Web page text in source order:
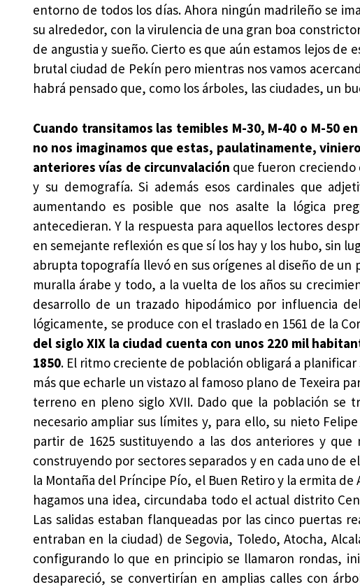
entorno de todos los días. Ahora ningún madrileño se
su alrededor, con la virulencia de una gran boa
de angustia y sueño. Cierto es que aún estamos lejos de
brutal ciudad de Pekín pero mientras nos vamos
habrá pensado que, como los árboles, las ciudades, un
Cuando transitamos las temibles M-30, M-40 o M-50
no nos imaginamos que estas, paulatinamente,
anteriores vías de circunvalación que fueron creciendo
y su demografía. Si además esos cardinales que
aumentando es posible que nos asalte la lógica
antecedieran. Y la respuesta para aquellos lectores
en semejante reflexión es que sí los hay y los hubo, sin
abrupta topografía llevó en sus orígenes al diseño de
muralla árabe y todo, a la vuelta de los años su
desarrollo de un trazado hipodámico por influencia
lógicamente, se produce con el traslado en 1561 de la
del siglo XIX la ciudad cuenta con unos 220 mil
1850. El ritmo creciente de población obligará a
más que echarle un vistazo al famoso plano de Texeira
terreno en pleno siglo XVII. Dado que la población se
necesario ampliar sus límites y, para ello, su nieto
partir de 1625 sustituyendo a las dos anteriores y
construyendo por sectores separados y en cada uno de
la Montaña del Príncipe Pío, el Buen Retiro y la ermita
hagamos una idea, circundaba todo el actual distrito
Las salidas estaban flanqueadas por las cinco puertas
entraban en la ciudad) de Segovia, Toledo, Atocha,
configurando lo que en principio se llamaron rondas,
desapareció, se convertirían en amplias calles con